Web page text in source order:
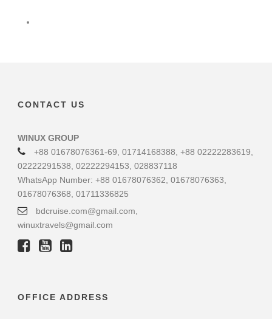
CONTACT US
WINUX GROUP
+88 01678076361-69, 01714168388, +88 02222283619,
02222291538, 02222294153, 028837118
WhatsApp Number: +88 01678076362, 01678076363,
01678076368, 01711336825
bdcruise.com@gmail.com,
winuxtravels@gmail.com
OFFICE ADDRESS